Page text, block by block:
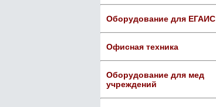
Оборудование для ЕГАИС
Офисная техника
Оборудование для мед
учреждений